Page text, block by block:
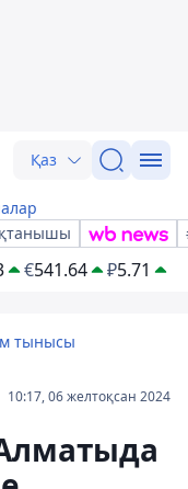
Қаз
€541.64 ₽5.71
тынысы
10:17, 06 желтоқсан 2024